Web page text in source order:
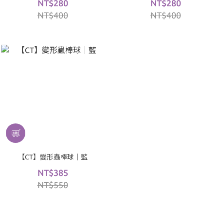
NT$280
NT$400
NT$280
NT$400
【CT】變形蟲棒球｜藍
NT$385
NT$550